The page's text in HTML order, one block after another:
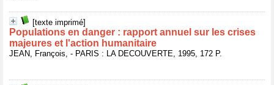
[texte imprimé]
Populations en danger : rapport annuel sur les crises
majeures et l'action humanitaire
JEAN, François, - PARIS : LA DECOUVERTE, 1995, 172 P.